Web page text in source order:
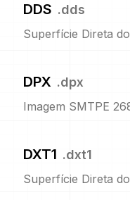
DDS .dds
Superfície Direta
DPX .dpx
Imagem SMTPE
DXT1 .dxt1
Superfície Direta